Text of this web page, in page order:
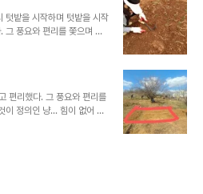
꺼내 준비한다. 그 다음날
다. 장인어른은 아이들이 있
하시며 큰일을 해주신다.
을 시작하며 텃밭을 시작
을 시작하며 텃밭을 시작
그 풍요와 편리를 쫓으며 더
... 힘이 없어 당했던 수모의
2주 후에나 심을 것을 준
음에 들지 않았는지 가족을
땅이 있어 삽으로 애써 뒤
이 든다. 텃밭지기님이 양파
왔다면 허전했을 텐데 양
편리했다. 그 풍요와 편리를
이 정의인 냥... 힘이 없어 당
우는 것이 정의였다. 어느